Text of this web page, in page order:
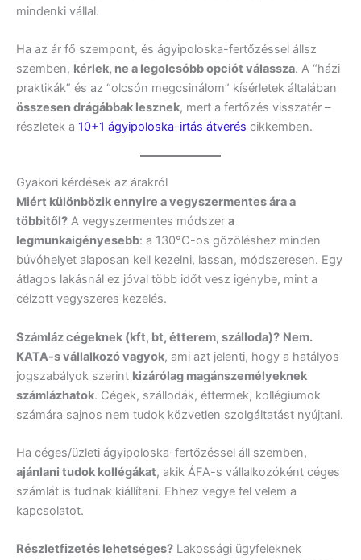
mindenki vállal.
Ha az ár fő szempont, és ágyipoloska-fertőzéssel állsz
szemben, kérlek, ne a legolcsóbb opciót válassza. A “házi
praktikák” és az “olcsón megcsinálom” kísérletek általában
összesen drágábbak lesznek, mert a fertőzés visszatér –
részletek a 10+1 ágyipoloska-irtás átverés cikkemben.
Gyakori kérdések az árakról
Miért különbözik ennyire a vegyszermentes ára a
többitől? A vegyszermentes módszer a
legmunkaigényesebb: a 130°C-os gőzöléshez minden
búvóhelyet alaposan kell kezelni, lassan, módszeresen. Egy
átlagos lakásnál ez jóval több időt vesz igénybe, mint a
célzott vegyszeres kezelés.
Számláz cégeknek (kft, bt, étterem, szálloda)? Nem.
KATA-s vállalkozó vagyok, ami azt jelenti, hogy a hatályos
jogszabályok szerint kizárólag magánszemélyeknek
számlázhatok. Cégek, szállodák, éttermek, kollégiumok
számára sajnos nem tudok közvetlen szolgáltatást nyújtani.
Ha céges/üzleti ágyipoloska-fertőzéssel áll szemben,
ajánlani tudok kollégákat, akik ÁFA-s vállalkozóként céges
számlát is tudnak kiállítani. Ehhez vegye fel velem a
kapcsolatot.
Részletfizetés lehetséges? Lakossági ügyfeleknek